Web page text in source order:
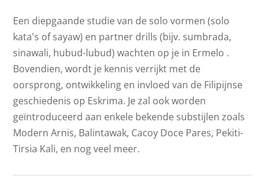
Een diepgaande studie van de solo vormen (solo
kata's of sayaw) en partner drills (bijv. sumbrada,
sinawali, hubud-lubud) wachten op je in Ermelo .
Bovendien, wordt je kennis verrijkt met de
oorsprong, ontwikkeling en invloed van de Filipijnse
geschiedenis op Eskrima. Je zal ook worden
geïntroduceerd aan enkele bekende substijlen zoals
Modern Arnis, Balintawak, Cacoy Doce Pares, Pekiti-
Tirsia Kali, en nog veel meer.